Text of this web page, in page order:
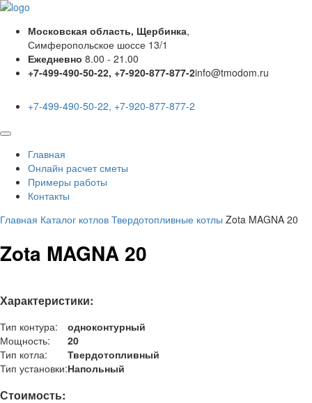
Московская область, Щербинка,
Симферопольское шоссе 13/1
Ежедневно 8.00 - 21.00
+7-499-490-50-22, +7-920-877-877-2info@tmodom.ru
+7-499-490-50-22, +7-920-877-877-2
Главная
Онлайн расчет сметы
Примеры работы
Контакты
Главная Каталог котлов Твердотопливные котлы Zota MAGNA 20
Zota MAGNA 20
Характеристики:
Тип контура:
одноконтурный
Мощность:
20
Тип котла:
Твердотопливный
Тип установки:Напольный
Стоимость: